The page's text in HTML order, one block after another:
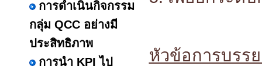
การดำเนินกิจกรรม
กลุ่ม QCC อย่างมี
ประสิทธิภาพ
การนำ KPI ไป
หัวข้อการบรร